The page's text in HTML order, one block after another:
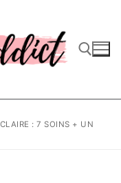
: 7 SOINS + UN